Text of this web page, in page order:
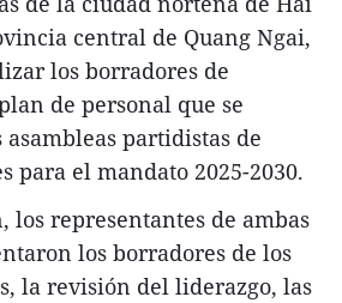
central de Quang Ngai,
los borradores de
de personal que se
partidistas de
para el mandato 2025-2030.
los representantes de ambas
los borradores de los
la revisión del liderazgo, las